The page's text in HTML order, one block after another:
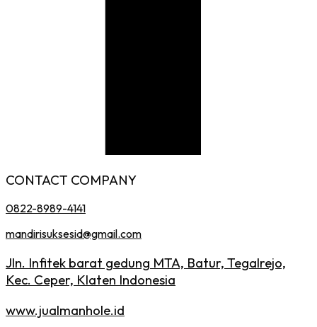
CONTACT COMPANY
0822-8989-4141
mandirisuksesid@gmail.com
Jln. Infitek barat gedung MTA, Batur, Tegalrejo,
Kec. Ceper, Klaten Indonesia
www.jualmanhole.id